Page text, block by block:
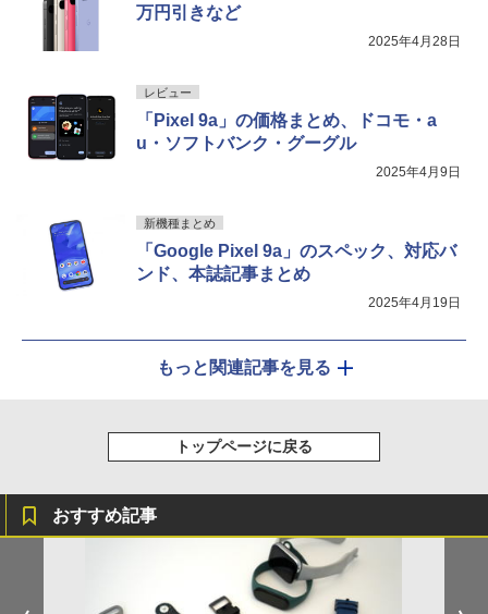
万円引きなど
2025年4月28日
レビュー
「Pixel 9a」の価格まとめ、ドコモ・a
u・ソフトバンク・グーグル
2025年4月9日
新機種まとめ
「Google Pixel 9a」のスペック、対応バ
ンド、本誌記事まとめ
2025年4月19日
もっと関連記事を見る
トップページに戻る
おすすめ記事